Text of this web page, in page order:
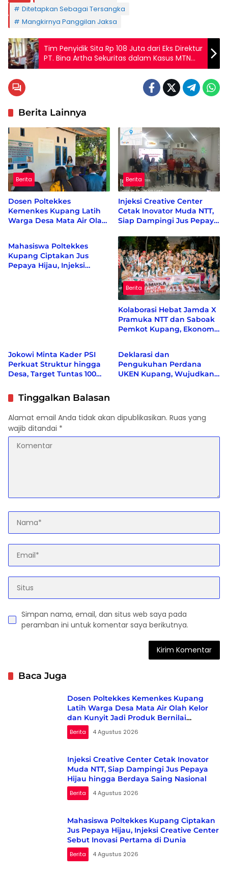
Ditetapkan Sebagai Tersangka
Mangkirnya Panggilan Jaksa
Tim Penyidik Sita Rp 108 Juta dari Eks Direktur
PT. Bina Artha Sekuritas dalam Kasus MTN
Bank NTT
Berita Lainnya
Berita
Dosen Poltekkes
Kemenkes Kupang Latih
Warga Desa Mata Air Olah
Berita
Injeksi Creative Center
Cetak Inovator Muda NTT,
Siap Dampingi Jus Pepaya
Saing Nasional
Berita
Mahasiswa Poltekkes
Kupang Ciptakan Jus
Pepaya Hijau, Injeksi
Berita
Kolaborasi Hebat Jamda X
Pramuka NTT dan Saboak
Pemkot Kupang, Ekonomi
Jokowi Minta Kader PSI
Perkuat Struktur hingga
Desa, Target Tuntas 100
2026
Berita
Deklarasi dan
Pengukuhan Perdana
UKEN Kupang, Wujudkan
Tinggalkan Balasan
Alamat email Anda tidak akan dipublikasikan. Ruas yang
wajib ditandai *
Simpan nama, email, dan situs web saya pada
peramban ini untuk komentar saya berikutnya.
Baca Juga
Dosen Poltekkes Kemenkes Kupang
Latih Warga Desa Mata Air Olah Kelor
dan Kunyit Jadi Produk Bernilai
Ekonomi
Berita 4 Agustus 2026
Injeksi Creative Center Cetak Inovator
Muda NTT, Siap Dampingi Jus Pepaya
Hijau hingga Berdaya Saing Nasional
Berita 4 Agustus 2026
Mahasiswa Poltekkes Kupang Ciptakan
Jus Pepaya Hijau, Injeksi Creative Center
Sebut Inovasi Pertama di Dunia
Berita 4 Agustus 2026